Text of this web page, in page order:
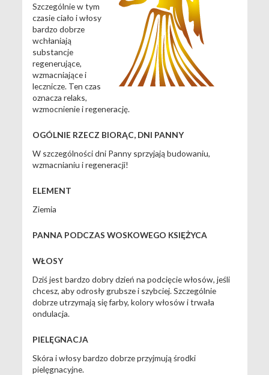
Szczególnie w tym
czasie ciało i włosy
bardzo dobrze
wchłaniają
substancje
regenerujące,
wzmacniające i
lecznicze. Ten czas
oznacza relaks,
wzmocnienie i regenerację.
OGÓLNIE RZECZ BIORĄC, DNI PANNY
W szczególności dni Panny sprzyjają budowaniu,
wzmacnianiu i regeneracji!
ELEMENT
Ziemia
PANNA PODCZAS WOSKOWEGO KSIĘŻYCA
WŁOSY
Dziś jest bardzo dobry dzień na podcięcie włosów, jeśli
chcesz, aby odrosły grubsze i szybciej. Szczególnie
dobrze utrzymają się farby, kolory włosów i trwała
ondulacja.
PIELĘGNACJA
Skóra i włosy bardzo dobrze przyjmują środki
pielęgnacyjne.